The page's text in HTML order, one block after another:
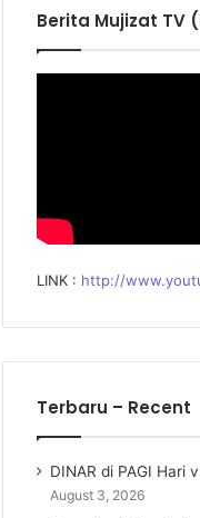
Berita Mujizat TV
LINK : http://
Terbaru – Recent
DINAR di PAGI Hari
August 3, 2026